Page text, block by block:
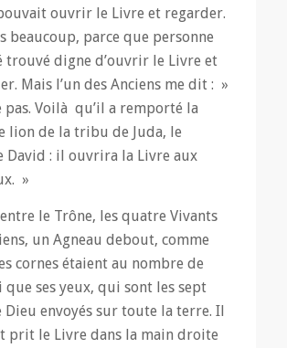
ouvrir le Livre et regarder.
beaucoup, parce que personne
trouvé digne d’ouvrir le Livre et
Mais l’un des Anciens me dit : »
pas. Voilà qu’il a remporté la
lion de la tribu de Juda, le
David : il ouvrira la Livre aux
»
entre le Trône, les quatre Vivants
un Agneau debout, comme
cornes étaient au nombre de
que ses yeux, qui sont les sept
Dieu envoyés sur toute la terre. Il
prit le Livre dans la main droite